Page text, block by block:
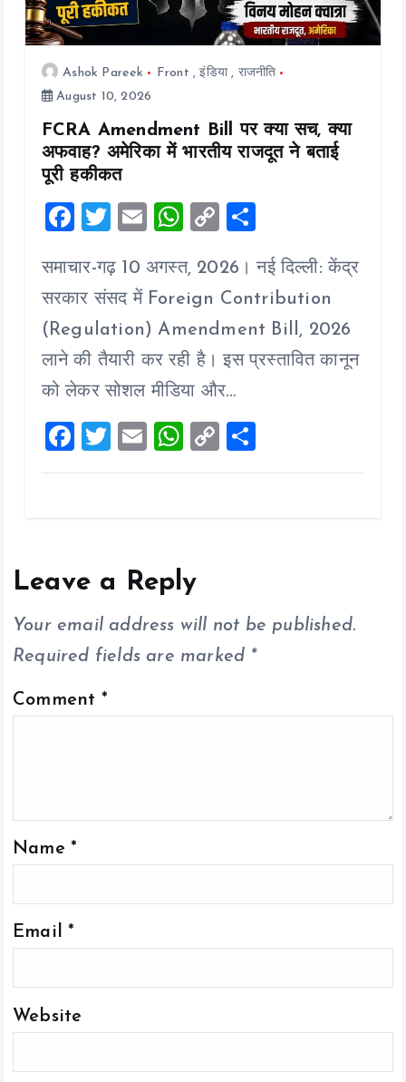
Ashok Pareek Front ,इंडिया, राजनीति
August 10, 2026
FCRA Amendment Bill पर क्या सच, क्या
अफवाह? अमेरिका में भारतीय राजदूत ने बताई
पूरी हकीकत
F
ce
b
o
o
k
T
tt
er
E
ai
l
W
at
s
A
p
p
C
p
y
Li
n
k
a
re
समाचार-गढ़ 10 अगस्त, 2026। नई दिल्ली: केंद्र
सरकार संसद में Foreign Contribution
(Regulation) Amendment Bill, 2026
लाने की तैयारी कर रही है। इस प्रस्तावित कानून
को लेकर सोशल मीडिया और…
F
a
o
T
wi
E
m
W
h
p
p
C
o
h
Leave a Reply
Your email address will not be published.
Required fields are marked *
Comment *
Name *
Email *
Website